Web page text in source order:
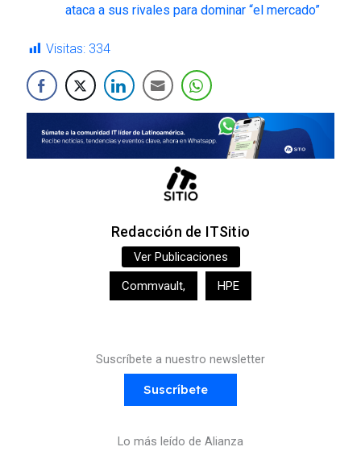
ataca a sus rivales para dominar “el mercado”
Visitas: 334
Redacción de ITSitio
Ver Publicaciones
Commvault, HPE
Suscríbete a nuestro newsletter
Suscríbete
Lo más leído de Alianza